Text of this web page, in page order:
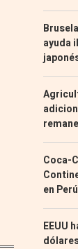
ayuda
Coca-
en
EEUU